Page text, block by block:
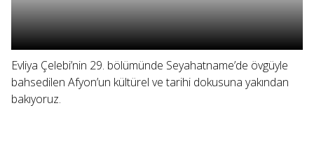
Evliya Çelebi’nin 29. bölümünde Seyahatname’de övgüyle
bahsedilen Afyon’un kültürel ve tarihi dokusuna yakından
bakıyoruz.